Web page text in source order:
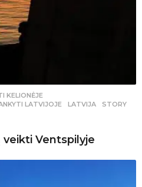
KELIONĖJE
LATVIJOJE ,LATVIJA ,STORY
veikti Ventspilyje